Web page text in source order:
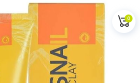
0